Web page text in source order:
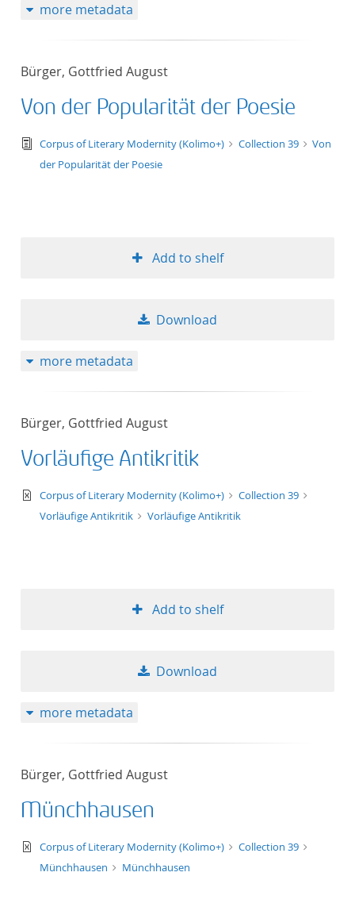
more metadata
Bürger, Gottfried August
Von der Popularität der Poesie
text/tg.edition+tg.aggregation+xml
Corpus of Literary Modernity (Kolimo+) Collection 39
Von
der Popularität der Poesie
Add to shelf
Download
more metadata
Bürger, Gottfried August
Vorläufige Antikritik
text/xml
Corpus of Literary Modernity (Kolimo+)
Collection 39
Vorläufige Antikritik
Vorläufige Antikritik
Add to shelf
Download
more metadata
Bürger, Gottfried August
Münchhausen
text/xml
Corpus of Literary Modernity (Kolimo+)
Collection 39
Münchhausen
Münchhausen